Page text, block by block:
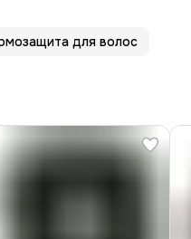
для волос